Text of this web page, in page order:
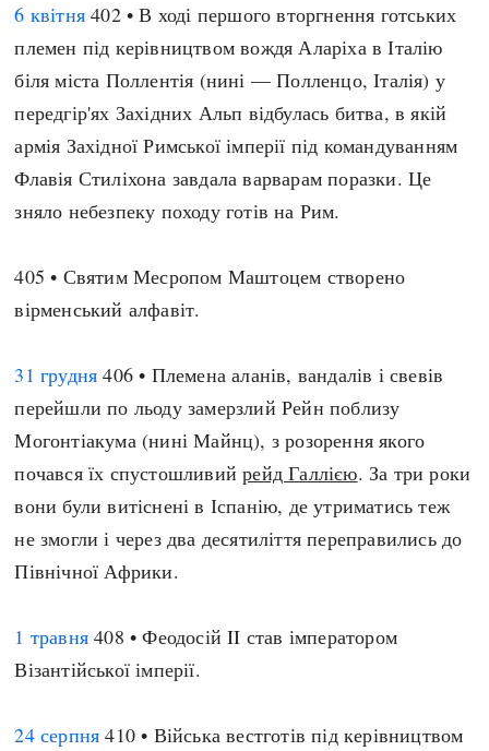
Людина і суспільство
Наука, освіта і техніка
Особистості
Подорожі і відкриття
Політика
Релігія
Розваги і дозвілля
Чудеса світу
Регіони
Азія
Америка
А(нта)рктика
Європа
Хронологія
Античні часи
Темні віки
Високе Середньовіччя
Пізнє Середньовіччя
Нова історія
Наш час
Популярні статті
Визначальні події
#Хештеги
Автори
6 квітня 402 • В ході першого вторгнення готських
племен під керівництвом вождя Аларіха в Італію
біля міста Поллентія (нині — Полленцо, Італія) у
передгір'ях Західних Альп відбулась битва, в якій
армія Західної Римської імперії під командуванням
Флавія Стиліхона завдала варварам поразки. Це
зняло небезпеку походу готів на Рим.
405 • Святим Месропом Маштоцем створено
вірменський алфавіт.
31 грудня 406 • Племена аланів, вандалів і свевів
перейшли по льоду замерзлий Рейн поблизу
Могонтіакума (нині Майнц), з розорення якого
почався їх спустошливийрейд Галлією. За три роки
вони були витіснені в Іспанію, де утриматись теж
не змогли і через два десятиліття переправились до
Північної Африки.
1 травня 408 • Феодосій II став імператором
Візантійської імперії.
24 серпня 410 • Війська вестготів під керівництвом